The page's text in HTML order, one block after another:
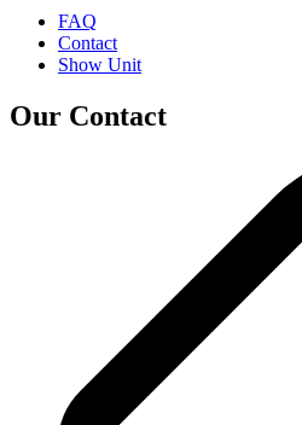
FAQ
Contact
Show Unit
Our Contact